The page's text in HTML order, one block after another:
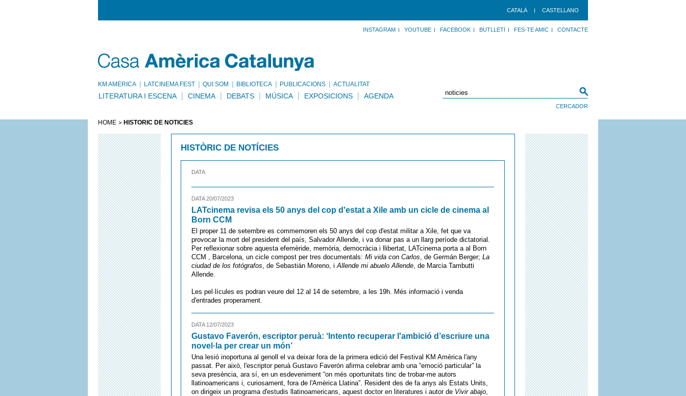
CATALÀ CASTELLANO
INSTAGRAM YOUTUBE FACEBOOK BUTLLETÍ FES-TE AMIC CONTACTE
KM AMÈRICA LATCINEMA FEST QUI SOM BIBLIOTECA PUBLICACIONS ACTUALITAT
LITERATURA I ESCENA CINEMA DEBATS MÚSICA EXPOSICIONS AGENDA
HOME HISTÒRIC DE NOTÍCIES
HISTÒRIC DE NOTÍCIES
DATA
DATA 20/07/2023
LATcinema revisa els 50 anys del cop d'estat a Xile amb un cicle de cinema al
Born CCM
El proper 11 de setembre es commemoren els 50 anys del cop d'estat militar a Xile, fet que va
provocar la mort del president del país, Salvador Allende, i va donar pas a un llarg període dictatorial.
Per reflexionar sobre aquesta efemèride, memòria, democràcia i llibertat, LATcinema porta a al Born
CCM , Barcelona, un cicle compost per tres documentals: Mi vida con Carlos, de Germán Berger; La
ciudad de los fotógrafos, de Sebastián Moreno, iAllende mi abuelo Allende, de Marcia Tambutti
Allende.
Les pel·lícules es podran veure del 12 al 14 de setembre, a les 19h. Més informació i venda
d'entrades properament.
DATA 12/07/2023
Gustavo Faverón, escriptor peruà: ‘Intento recuperar l'ambició d’escriure una
novel·la per crear un món’
Una lesió inoportuna al genoll el va deixar fora de la primera edició del Festival KM Amèrica l'any
passat. Per això, l'escriptor peruà Gustavo Faverón afirma celebrar amb una “emoció particular” la
seva presència, ara sí, en un esdeveniment “on més oportunitats tinc de trobar-me autors
llatinoamericans i, curiosament, fora de l'Amèrica Llatina”. Resident des de fa anys als Estats Units,
on dirigeix un programa d'estudis llatinoamericans, aquest doctor en literatures i autor de Vivir abajo,